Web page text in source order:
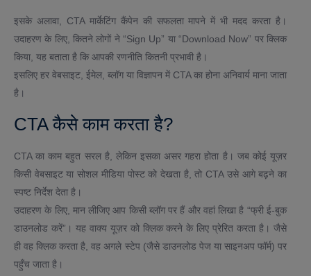
इसके अलावा, CTA मार्केटिंग कैंपेन की सफलता मापने में भी मदद करता है।
उदाहरण के लिए, कितने लोगों ने “Sign Up” या “Download Now” पर क्लिक
किया, यह बताता है कि आपकी रणनीति कितनी प्रभावी है।
इसलिए हर वेबसाइट, ईमेल, ब्लॉग या विज्ञापन में CTA का होना अनिवार्य माना जाता
है।
CTA कैसे काम करता है?
CTA का काम बहुत सरल है, लेकिन इसका असर गहरा होता है। जब कोई यूज़र
किसी वेबसाइट या सोशल मीडिया पोस्ट को देखता है, तो CTA उसे आगे बढ़ने का
स्पष्ट निर्देश देता है।
उदाहरण के लिए, मान लीजिए आप किसी ब्लॉग पर हैं और वहां लिखा है “फ्री ई-बुक
डाउनलोड करें”। यह वाक्य यूज़र को क्लिक करने के लिए प्रेरित करता है। जैसे
ही वह क्लिक करता है, वह अगले स्टेप (जैसे डाउनलोड पेज या साइनअप फॉर्म) पर
पहुँच जाता है।